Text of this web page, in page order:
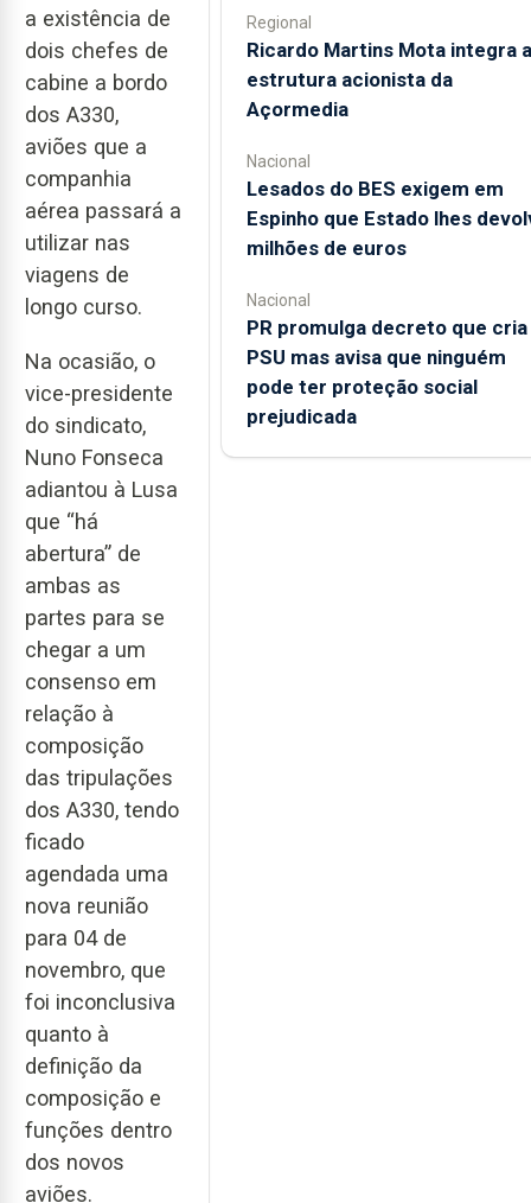
a existência de
dois chefes de
cabine a bordo
dos A330,
aviões que a
companhia
aérea passará a
utilizar nas
viagens de
longo curso.
Na ocasião, o
vice-presidente
do sindicato,
Nuno Fonseca
adiantou à Lusa
que “há
abertura” de
ambas as
partes para se
chegar a um
consenso em
relação à
composição
das tripulações
dos A330, tendo
ficado
agendada uma
nova reunião
para 04 de
novembro, que
foi inconclusiva
quanto à
definição da
composição e
funções dentro
dos novos
aviões.
Regional
Ricardo Martins Mota integra a
estrutura acionista da
Açormedia
Nacional
Lesados do BES exigem em
Espinho que Estado lhes
milhões de euros
Nacional
PR promulga decreto que cria
PSU mas avisa que ninguém
pode ter proteção social
prejudicada